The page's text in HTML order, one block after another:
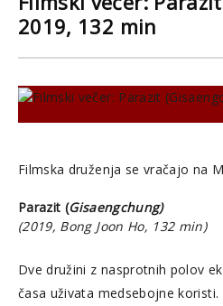
2019, 132 min
Filmska druženja se vračajo na
Parazit (Gisaengchung)
(2019, Bong Joon Ho, 132 min)
Dve družini z nasprotnih polov
časa uživata medsebojne